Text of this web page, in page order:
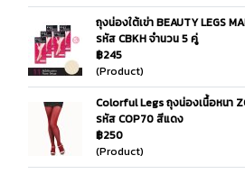
ถุงน่องใต้เข่า BEAUTY LEGS
รหัส CBKH จำนวน 5 คู่
฿245
(Product)
Colorful Legs ถุงน่องเนื้อหนา
รหัส COP70 สีแดง
฿250
(Product)